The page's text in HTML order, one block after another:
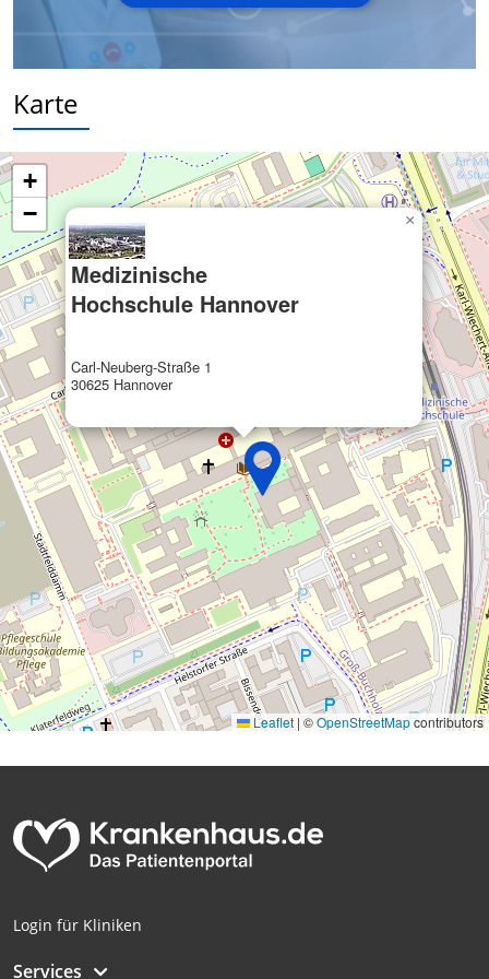
Karte
Medizinische
Hochschule Hannover
Carl-Neuberg-Straße 1
30625 Hannover
×
+
−
Leaflet | ©OpenStreetMapcontributors
Login für Kliniken
Services
Notwendig
Werbung